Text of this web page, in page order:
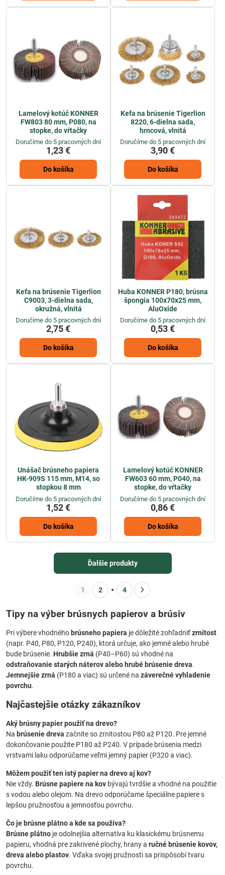
Lamelový kotúč KONNER
FW803 80 mm, P080, na
stopke, do vŕtačky
Doručíme do 5 pracovných dní
1,23 €
Do košíka
Kefa na brúsenie Tigerlion
8220, 6-dielna sada,
hrncová, vlnitá
Doručíme do 5 pracovných dní
3,90 €
Do košíka
Kefa na brúsenie Tigerlion
C9003, 3-dielna sada,
okružná, vlnitá
Doručíme do 5 pracovných dní
2,75 €
Do košíka
Huba KONNER P180, brúsna
špongia 100x70x25 mm,
AluOxide
Doručíme do 5 pracovných dní
0,53 €
Do košíka
Unášač brúsneho papiera
HK-909S 115 mm, M14, so
stopkou 8 mm
Doručíme do 5 pracovných dní
1,52 €
Do košíka
Lamelový kotúč KONNER
FW603 60 mm, P040, na
stopke, do vŕtačky
Doručíme do 5 pracovných dní
0,86 €
Do košíka
Ďalšie produkty
1 2 4
Tipy na výber brúsnych papierov a brúsiv
Pri výbere vhodnéhobrúsneho papiera je dôležité zohľadniťzrnitost
(napr. P40, P80, P120, P240), ktorá určuje, ako jemné alebo hrubé
bude brúsenie. Hrubšie zrná (P40–P60) sú vhodné na
odstraňovanie starých náterov alebo hrubé brúsenie dreva.
Jemnejšie zrná (P180 a viac) sú určené na záverečné vyhladenie
povrchu.
Najčastejšie otázky zákazníkov
Aký brúsny papier použiť na drevo?
Na brúsenie dreva začnite so zrnitostou P80 až P120. Pre jemné
dokončovanie použite P180 až P240. V prípade brúsenia medzi
vrstvami laku odporúčame veľmi jemný papier (P320 a viac).
Môžem použiť ten istý papier na drevo aj kov?
Nie vždy. Brúsne papiere na kov bývajú tvrdšie a vhodné na použitie
s vodou alebo olejom. Na drevo odporúčame špeciálne papiere s
lepšou pružnosťou a jemnosťou povrchu.
Čo je brúsne plátno a kde sa používa?
Brúsne plátno je odolnejšia alternatíva ku klasickému brúsnemu
papieru, vhodná pre zakrivené plochy, hrany a ručné brúsenie kovov,
dreva alebo plastov. Vďaka svojej pružnosti sa prispôsobí tvaru
povrchu.